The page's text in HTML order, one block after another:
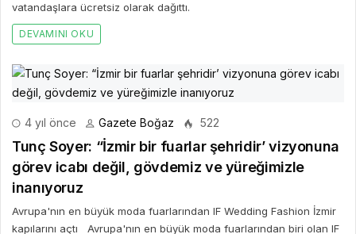
vatandaşlara ücretsiz olarak dağıttı.
DEVAMINI OKU
4 yıl önce Gazete Boğaz 522
Tunç Soyer: “İzmir bir fuarlar şehridir’ vizyonuna
görev icabı değil, gövdemiz ve yüreğimizle
inanıyoruz
Avrupa'nın en büyük moda fuarlarından IF Wedding Fashion İzmir
kapılarını açtı Avrupa'nın en büyük moda fuarlarından biri olan IF